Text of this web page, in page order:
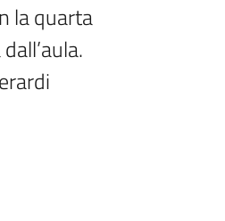
la quarta